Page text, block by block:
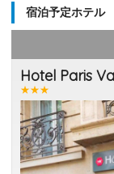
宿泊予定ホテル
Hotel Paris
★★★